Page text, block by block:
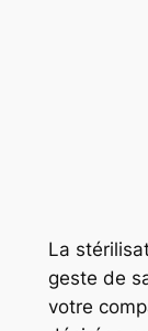
La
geste de
votre